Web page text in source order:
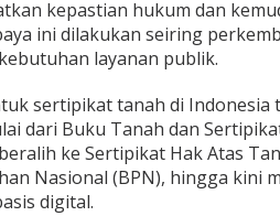
kepastian hukum dan
ini dilakukan seiring
layanan publik.
sertipikat tanah di Indonesia
dari Buku Tanah dan
ke Sertipikat Hak Atas
Nasional (BPN), hingga kini
digital.